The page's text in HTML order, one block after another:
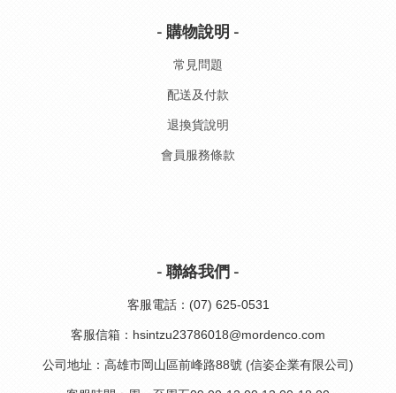
- 購物說明 -
常見問題
配送及付款
退換貨說明
會員服務條款
- 聯絡我們 -
客服電話：(07) 625-0531
客服信箱：hsintzu23786018@mordenco.com
公司地址：高雄市岡山區前峰路88號 (信姿企業有限公司)